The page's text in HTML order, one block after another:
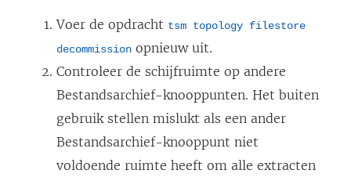
Voer de opdracht tsm topology filestore
decommission opnieuw uit.
Controleer de schijfruimte op andere
Bestandsarchief-knooppunten. Het buiten
gebruik stellen mislukt als een ander
Bestandsarchief-knooppunt niet
voldoende ruimte heeft om alle extracten